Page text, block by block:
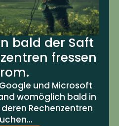
bald der Saft
fressen
und Microsoft
womöglich bald in
Rechenzentren